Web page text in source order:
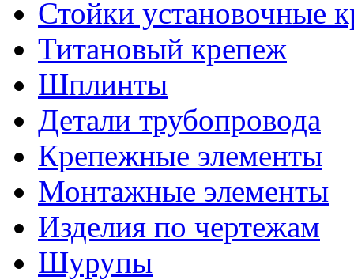
Стойки установочные
Титановый крепеж
Шплинты
Детали трубопровода
Крепежные элементы
Монтажные элементы
Изделия по чертежам
Шурупы